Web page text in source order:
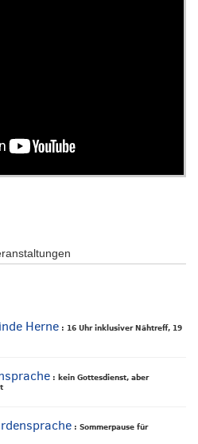
Herne : 16 Uhr inklusiver Nähtreff, 19
: kein Gottesdienst, aber
: Sommerpause für